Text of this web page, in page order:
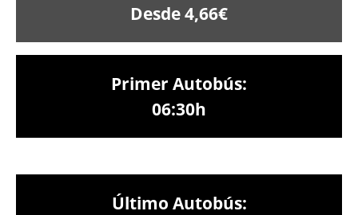
Desde 4,66€
Primer Autobús:
06:30h
Último Autobús: